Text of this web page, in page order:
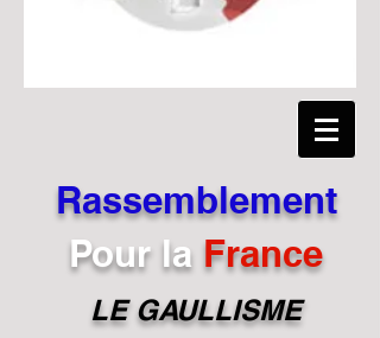
Rassemblement
Pour la France
LE GAULLISME